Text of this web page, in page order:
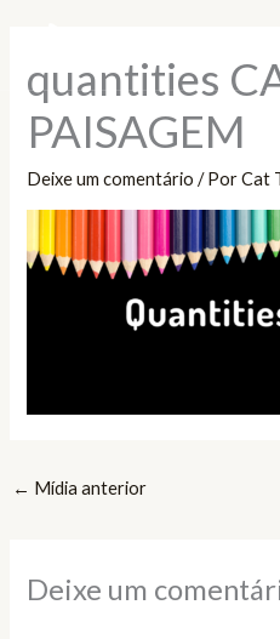
conteúdo
quantities
PAISAGEM
Deixe um comentário / PorCat
← Mídia anterior
Deixe um